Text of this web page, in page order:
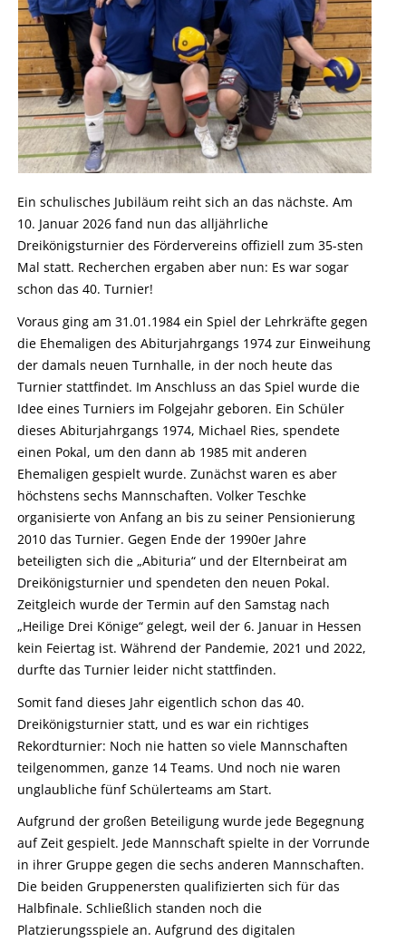
Ein schulisches Jubiläum reiht sich an das nächste. Am
10. Januar 2026 fand nun das alljährliche
Dreikönigsturnier des Fördervereins offiziell zum 35-sten
Mal statt. Recherchen ergaben aber nun: Es war sogar
schon das 40. Turnier!
Voraus ging am 31.01.1984 ein Spiel der Lehrkräfte gegen
die Ehemaligen des Abiturjahrgangs 1974 zur Einweihung
der damals neuen Turnhalle, in der noch heute das
Turnier stattfindet. Im Anschluss an das Spiel wurde die
Idee eines Turniers im Folgejahr geboren. Ein Schüler
dieses Abiturjahrgangs 1974, Michael Ries, spendete
einen Pokal, um den dann ab 1985 mit anderen
Ehemaligen gespielt wurde. Zunächst waren es aber
höchstens sechs Mannschaften. Volker Teschke
organisierte von Anfang an bis zu seiner Pensionierung
2010 das Turnier. Gegen Ende der 1990er Jahre
beteiligten sich die „Abituria“ und der Elternbeirat am
Dreikönigsturnier und spendeten den neuen Pokal.
Zeitgleich wurde der Termin auf den Samstag nach
„Heilige Drei Könige“ gelegt, weil der 6. Januar in Hessen
kein Feiertag ist. Während der Pandemie, 2021 und 2022,
durfte das Turnier leider nicht stattfinden.
Somit fand dieses Jahr eigentlich schon das 40.
Dreikönigsturnier statt, und es war ein richtiges
Rekordturnier: Noch nie hatten so viele Mannschaften
teilgenommen, ganze 14 Teams. Und noch nie waren
unglaubliche fünf Schülerteams am Start.
Aufgrund der großen Beteiligung wurde jede Begegnung
auf Zeit gespielt. Jede Mannschaft spielte in der Vorrunde
in ihrer Gruppe gegen die sechs anderen Mannschaften.
Die beiden Gruppenersten qualifizierten sich für das
Halbfinale. Schließlich standen noch die
Platzierungsspiele an. Aufgrund des digitalen